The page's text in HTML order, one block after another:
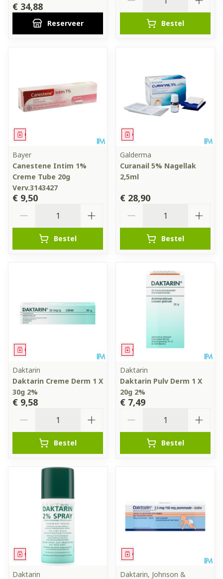
€ 34,88
Reserveer Bestel
Geneesmiddel
Bayer
Canestene Intim 1%
Creme Tube 20g
Verv.3143427
€ 9,50
Bestel
Geneesmiddel
Galderma
Curanail 5% Nagellak
2,5ml
€ 28,90
Bestel
Geneesmiddel
Daktarin
Daktarin Creme Derm 1 X
30g 2%
€ 9,58
Bestel
Geneesmiddel
Daktarin
Daktarin Pulv Derm 1 X
20g 2%
€ 7,49
Bestel
Geneesmiddel
Daktarin
Geneesmiddel
Daktarin, Johnson &